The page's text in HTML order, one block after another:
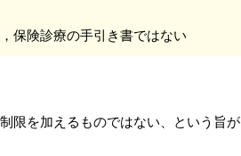
保険診療の手引き書ではない
限を加えるものではない、という旨が